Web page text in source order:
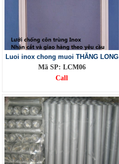
Luoi inox chong muoi THĂNG LONG
Mã SP: LCM06
Call